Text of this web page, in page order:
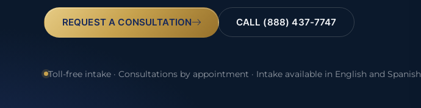
REQUEST A CONSULTATION CALL (888) 437-7747
Toll-free intake · Consultations by appointment · Intake available in English and Spanish